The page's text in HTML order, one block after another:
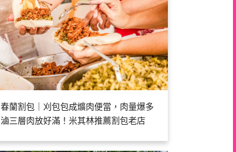
春蘭割包｜刈包包成爌肉便當，肉量爆多
滷三層肉放好滿！米其林推薦割包老店